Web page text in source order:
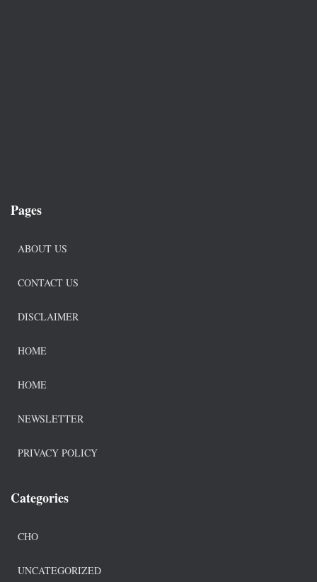
Pages
ABOUT US
CONTACT US
DISCLAIMER
HOME
HOME
NEWSLETTER
PRIVACY POLICY
Categories
CHO
UNCATEGORIZED